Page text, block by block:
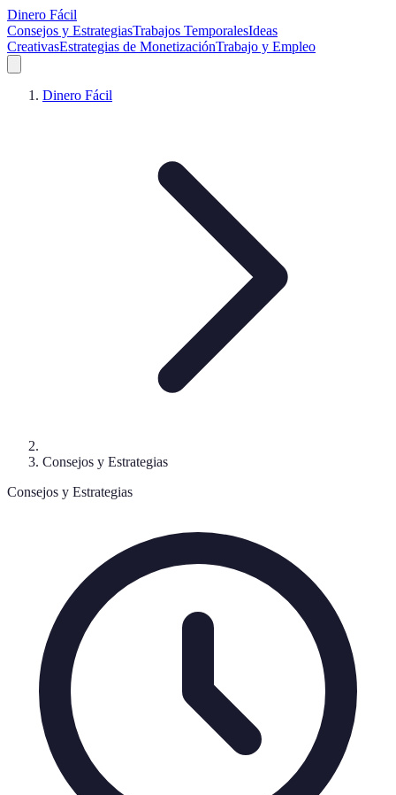
Dinero Fácil
Consejos y EstrategiasTrabajos TemporalesIdeas
CreativasEstrategias de MonetizaciónTrabajo y Empleo
Dinero Fácil
Consejos y Estrategias
Consejos y Estrategias